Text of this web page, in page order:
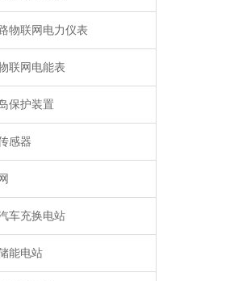
物联网电力仪表
联网电能表
保护装置
感器
车充换电站
能电站